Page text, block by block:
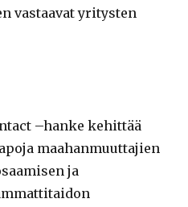
vastaavat yritysten
–hanke kehittää
maahanmuuttajien
ja